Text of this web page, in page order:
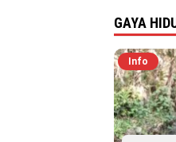
GAYA
Info